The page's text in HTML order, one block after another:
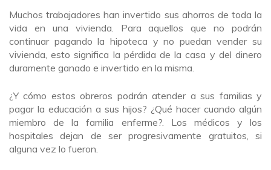
Muchos trabajadores han invertido sus ahorros de toda la
vida en una vivienda. Para aquellos que no podrán
continuar pagando la hipoteca y no puedan vender su
vivienda, esto significa la pérdida de la casa y del dinero
duramente ganado e invertido en la misma.
¿Y cómo estos obreros podrán atender a sus familias y
pagar la educación a sus hijos? ¿Qué hacer cuando algún
miembro de la familia enferme?. Los médicos y los
hospitales dejan de ser progresivamente gratuitos, si
alguna vez lo fueron.